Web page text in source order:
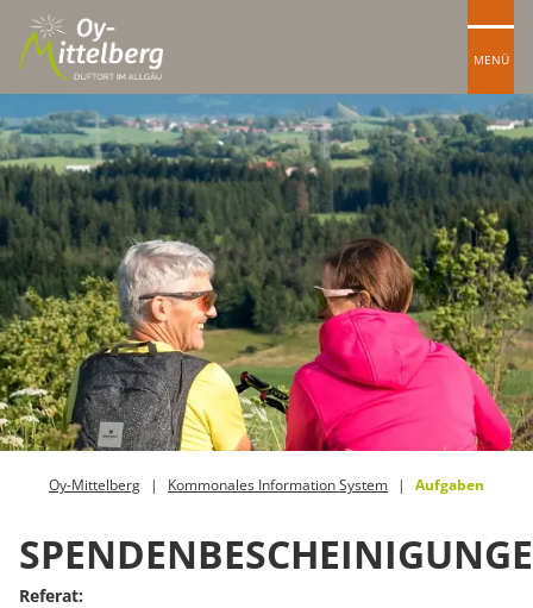
MENÜ
Oy-Mittelberg Kommonales Information System Aufgaben
Referat: